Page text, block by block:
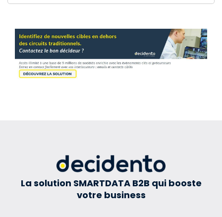
La solution SMARTDATA B2B qui booste
votre business